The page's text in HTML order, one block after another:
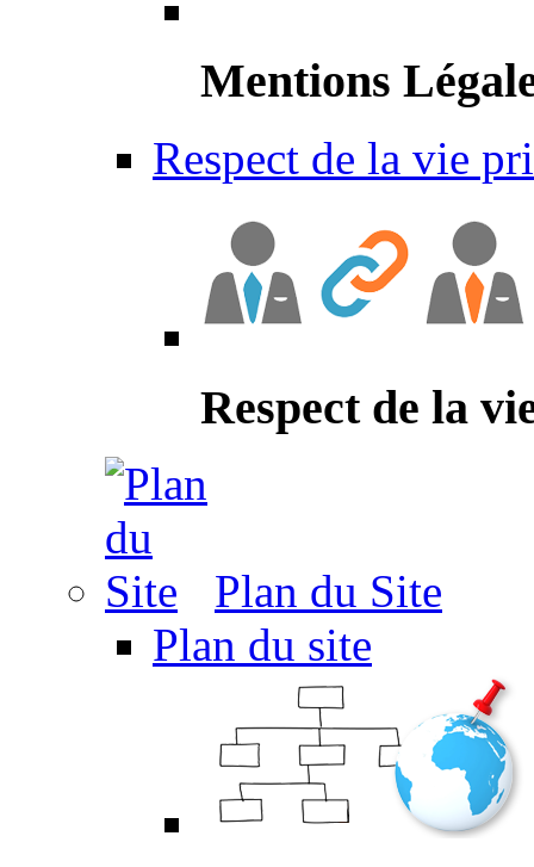
Mentions
Respect de la vie
Respect de la
Plan du Site
Plan du site